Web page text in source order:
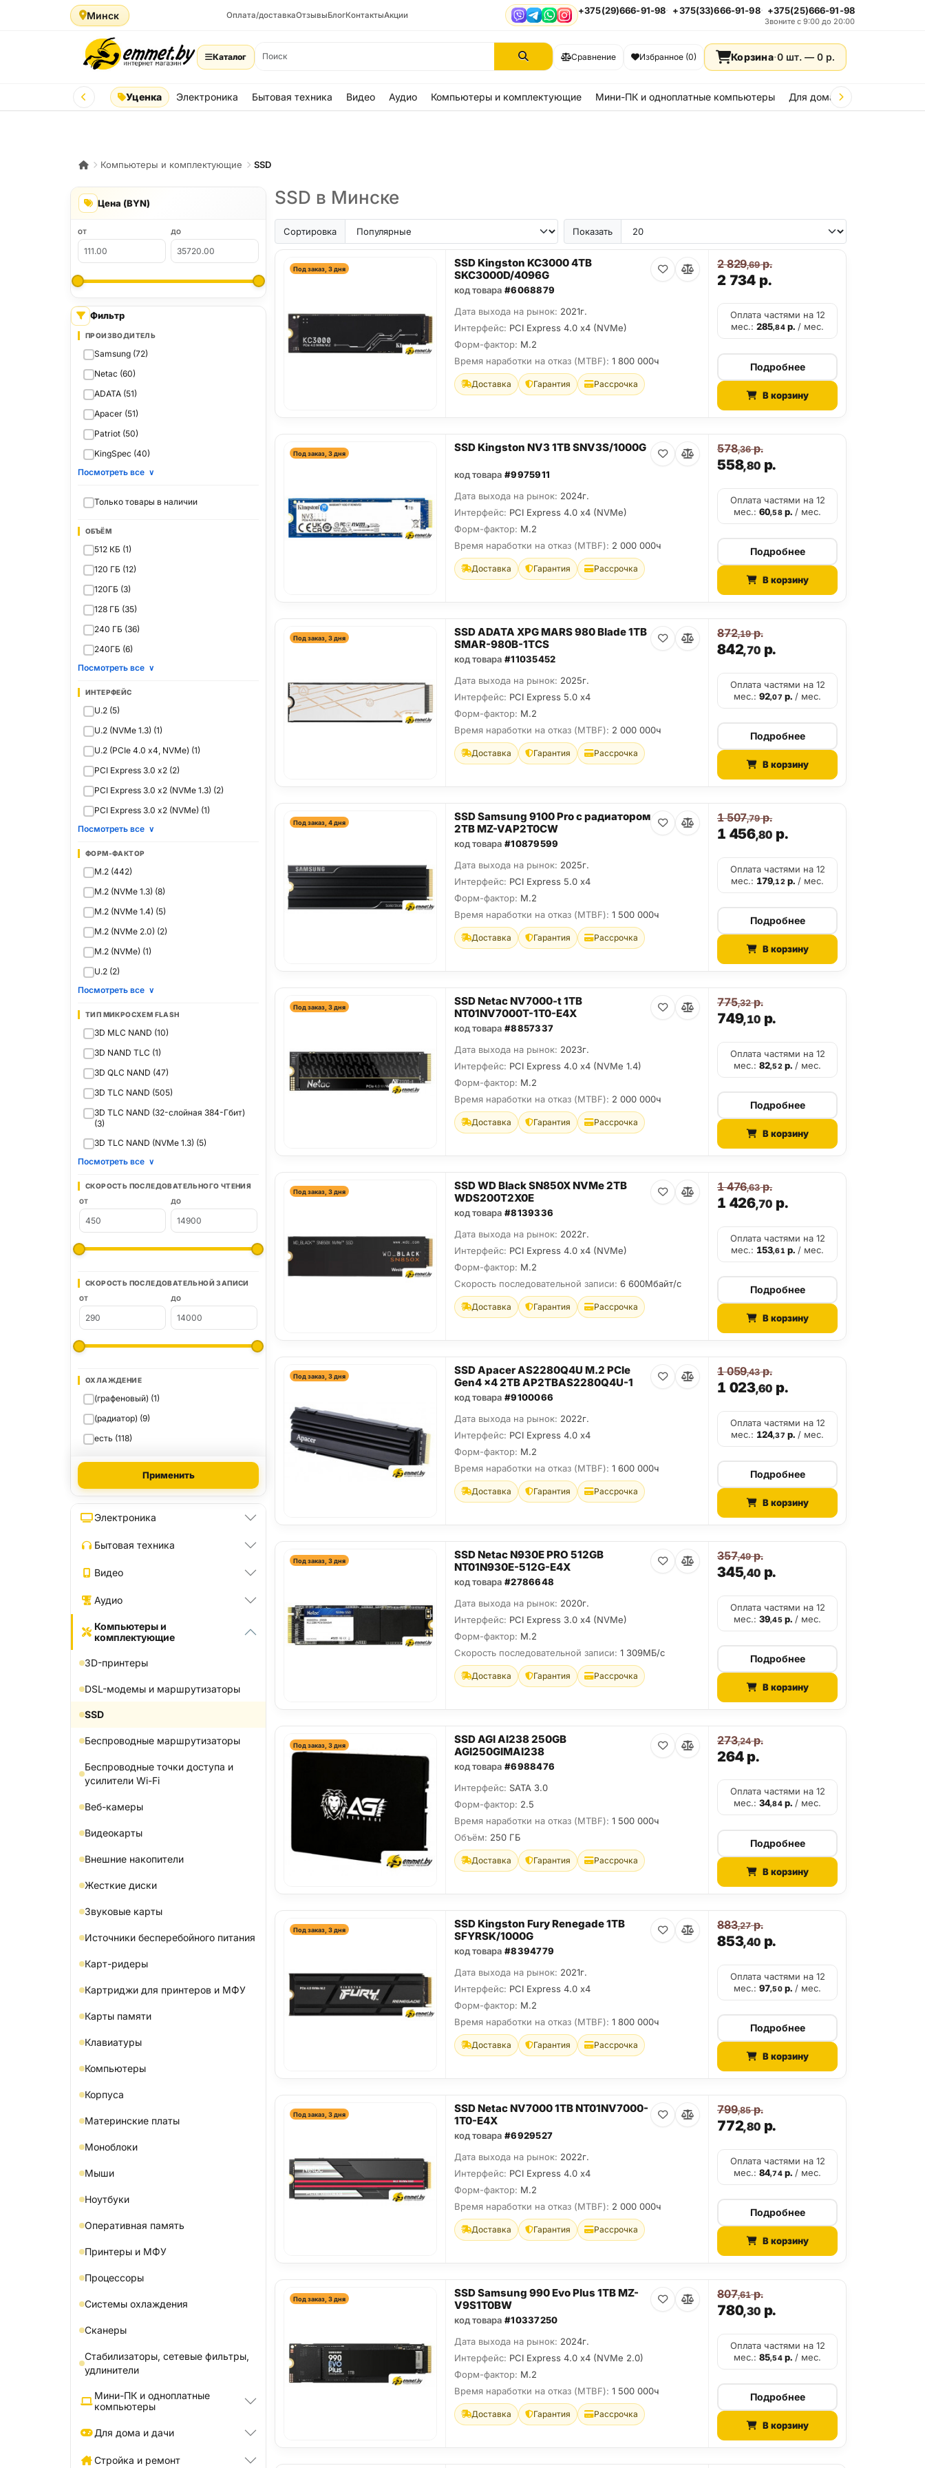
Минск Оплата/доставкаОтзывыБлогКонтактыАкции ViberTelegram
WhatsApp
Instagram
+375(29)666-91-98 +375(33)666-91-98 +375(25)666-91-98
Звоните с 9:00 до 20:00
Каталог Сравнение Избранное (0) Корзина·0 шт. — 0 р.
Уценка Электроника Бытовая техника Видео Аудио Компьютеры и комплектующие Мини-ПК и одноплатные компьютеры Для дома и дачи
Компьютеры и комплектующие SSD
Цена (BYN)
ОТ ДО
Фильтр
ПРОИЗВОДИТЕЛЬ
Samsung (72)
Netac (60)
ADATA (51)
Apacer (51)
Patriot (50)
KingSpec (40)
Посмотреть все ∨
Только товары в наличии
ОБЪЁМ
512 КБ (1)
120 ГБ (12)
120ГБ (3)
128 ГБ (35)
240 ГБ (36)
240ГБ (6)
Посмотреть все ∨
ИНТЕРФЕЙС
U.2 (5)
U.2 (NVMe 1.3) (1)
U.2 (PCIe 4.0 x4, NVMe) (1)
PCI Express 3.0 x2 (2)
PCI Express 3.0 x2 (NVMe 1.3) (2)
PCI Express 3.0 x2 (NVMe) (1)
Посмотреть все ∨
ФОРМ-ФАКТОР
M.2 (442)
M.2 (NVMe 1.3) (8)
M.2 (NVMe 1.4) (5)
M.2 (NVMe 2.0) (2)
M.2 (NVMe) (1)
U.2 (2)
Посмотреть все ∨
ТИП МИКРОСХЕМ FLASH
3D MLC NAND (10)
3D NAND TLC (1)
3D QLC NAND (47)
3D TLC NAND (505)
3D TLC NAND (32-слойная 384-Гбит)
(3)
3D TLC NAND (NVMe 1.3) (5)
Посмотреть все ∨
СКОРОСТЬ ПОСЛЕДОВАТЕЛЬНОГО ЧТЕНИЯ
ОТ ДО
СКОРОСТЬ ПОСЛЕДОВАТЕЛЬНОЙ ЗАПИСИ
ОТ ДО
ОХЛАЖДЕНИЕ
(графеновый) (1)
(радиатор) (9)
есть (118)
Применить
Электроника
Бытовая техника
Видео
Аудио
Компьютеры и
комплектующие
3D-принтеры
DSL-модемы и маршрутизаторы
SSD
Беспроводные маршрутизаторы
Беспроводные точки доступа и
усилители Wi-Fi
Веб-камеры
Видеокарты
Внешние накопители
Жесткие диски
Звуковые карты
Источники бесперебойного питания
Карт-ридеры
Картриджи для принтеров и МФУ
Карты памяти
Клавиатуры
Компьютеры
Корпуса
Материнские платы
Моноблоки
Мыши
Ноутбуки
Оперативная память
Принтеры и МФУ
Процессоры
Системы охлаждения
Сканеры
Стабилизаторы, сетевые фильтры,
удлинители
Мини-ПК и одноплатные
компьютеры
Для дома и дачи
Стройка и ремонт
SSD в Минске
Сортировка Показать
Под заказ, 3 дня
SSD Kingston KC3000 4TB
SKC3000D/4096G
код товара #6068879
Дата выхода на рынок: 2021г.
Интерфейс: PCI Express 4.0 x4 (NVMe)
Форм-фактор: M.2
Время наработки на отказ (МТBF): 1 800 000ч
Доставка Гарантия Рассрочка
2 734 р.
2 829,69р.
Оплата частями на 12
мес.:285,84р./ мес.
Подробнее
В корзину
Под заказ, 3 дня SSD Kingston NV3 1TB SNV3S/1000G
код товара #9975911
Дата выхода на рынок: 2024г.
Интерфейс: PCI Express 4.0 x4 (NVMe)
Форм-фактор: M.2
Время наработки на отказ (МТBF): 2 000 000ч
Доставка Гарантия Рассрочка
558,80р.
578,36р.
Оплата частями на 12
мес.:60,58р./ мес.
Подробнее
В корзину
Под заказ, 3 дня
SSD ADATA XPG MARS 980 Blade 1TB
SMAR-980B-1TCS
код товара #11035452
Дата выхода на рынок: 2025г.
Интерфейс: PCI Express 5.0 x4
Форм-фактор: M.2
Время наработки на отказ (МТBF): 2 000 000ч
Доставка Гарантия Рассрочка
842,70р.
872,19р.
Оплата частями на 12
мес.:92,07 р./ мес.
Подробнее
В корзину
Под заказ, 4 дня
SSD Samsung 9100 Pro с радиатором
2TB MZ-VAP2T0CW
код товара #10879599
Дата выхода на рынок: 2025г.
Интерфейс: PCI Express 5.0 x4
Форм-фактор: M.2
Время наработки на отказ (МТBF): 1 500 000ч
Доставка Гарантия Рассрочка
1 456,80 р.
1 507,79р.
Оплата частями на 12
мес.: 179,12 р./ мес.
Подробнее
В корзину
Под заказ, 3 дня
SSD Netac NV7000-t 1TB
NT01NV7000T-1T0-E4X
код товара #8857337
Дата выхода на рынок: 2023г.
Интерфейс: PCI Express 4.0 x4 (NVMe 1.4)
Форм-фактор: M.2
Время наработки на отказ (МТBF): 2 000 000ч
Доставка Гарантия Рассрочка
749,10р.
775,32р.
Оплата частями на 12
мес.:82,52 р./ мес.
Подробнее
В корзину
Под заказ, 3 дня
SSD WD Black SN850X NVMe 2TB
WDS200T2X0E
код товара #8139336
Дата выхода на рынок: 2022г.
Интерфейс: PCI Express 4.0 x4 (NVMe)
Форм-фактор: M.2
Скорость последовательной записи: 6 600Мбайт/с
Доставка Гарантия Рассрочка
1 426,70 р.
1 476,63р.
Оплата частями на 12
мес.: 153,61 р./ мес.
Подробнее
В корзину
Под заказ, 3 дня
SSD Apacer AS2280Q4U M.2 PCIe
Gen4 x4 2TB AP2TBAS2280Q4U-1
код товара #9100066
Дата выхода на рынок: 2022г.
Интерфейс: PCI Express 4.0 x4
Форм-фактор: M.2
Время наработки на отказ (МТBF): 1 600 000ч
Доставка Гарантия Рассрочка
1 023,60 р.
1 059,43р.
Оплата частями на 12
мес.: 124,37 р./ мес.
Подробнее
В корзину
Под заказ, 3 дня
SSD Netac N930E PRO 512GB
NT01N930E-512G-E4X
код товара #2786648
Дата выхода на рынок: 2020г.
Интерфейс: PCI Express 3.0 x4 (NVMe)
Форм-фактор: M.2
Скорость последовательной записи: 1 309МБ/с
Доставка Гарантия Рассрочка
345,40р.
357,49р.
Оплата частями на 12
мес.:39,45р./ мес.
Подробнее
В корзину
Под заказ, 3 дня
SSD AGI AI238 250GB
AGI250GIMAI238
код товара #6988476
Интерфейс: SATA 3.0
Форм-фактор: 2.5
Время наработки на отказ (МТBF): 1 500 000ч
Объём: 250 ГБ
Доставка Гарантия Рассрочка
264р.
273,24р.
Оплата частями на 12
мес.:34,84р./ мес.
Подробнее
В корзину
Под заказ, 3 дня
SSD Kingston Fury Renegade 1TB
SFYRSK/1000G
код товара #8394779
Дата выхода на рынок: 2021г.
Интерфейс: PCI Express 4.0 x4
Форм-фактор: M.2
Время наработки на отказ (МТBF): 1 800 000ч
Доставка Гарантия Рассрочка
853,40р.
883,27р.
Оплата частями на 12
мес.:97,50р./ мес.
Подробнее
В корзину
Под заказ, 3 дня
SSD Netac NV7000 1TB NT01NV7000-
1T0-E4X
код товара #6929527
Дата выхода на рынок: 2022г.
Интерфейс: PCI Express 4.0 x4
Форм-фактор: M.2
Время наработки на отказ (МТBF): 2 000 000ч
Доставка Гарантия Рассрочка
772,80р.
799,85р.
Оплата частями на 12
мес.:84,74р./ мес.
Подробнее
В корзину
Под заказ, 3 дня
SSD Samsung 990 Evo Plus 1TB MZ-
V9S1T0BW
код товара #10337250
Дата выхода на рынок: 2024г.
Интерфейс: PCI Express 4.0 x4 (NVMe 2.0)
Форм-фактор: M.2
Время наработки на отказ (МТBF): 1 500 000ч
Доставка Гарантия Рассрочка
780,30р.
807,61р.
Оплата частями на 12
мес.:85,54р./ мес.
Подробнее
В корзину